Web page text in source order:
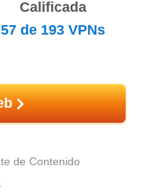
Calificada
57de 193 VPNs
de Contenido